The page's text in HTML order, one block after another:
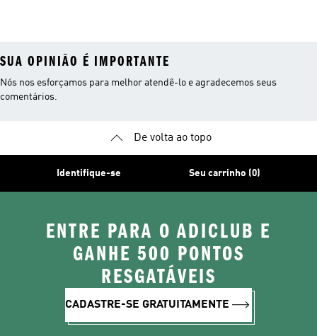
SUA OPINIÃO É IMPORTANTE
Nós nos esforçamos para melhor atendê-lo e agradecemos seus
comentários.
De volta ao topo
Identifique-se Seu carrinho (0)
ENTRE PARA O ADICLUB E
GANHE 500 PONTOS
RESGATÁVEIS
CADASTRE-SE GRATUITAMENTE